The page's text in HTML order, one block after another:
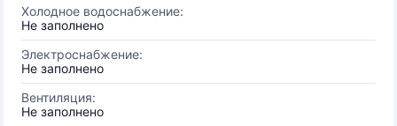
Холодное водоснабжение:
Не заполнено
Электроснабжение:
Не заполнено
Вентиляция:
Не заполнено